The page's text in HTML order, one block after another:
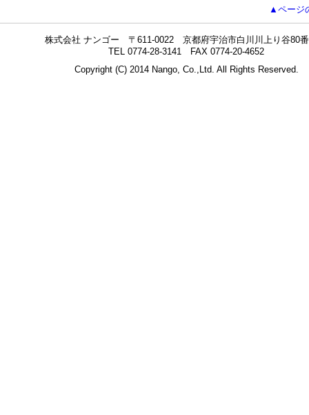
▲ページ
株式会社 ナンゴー 〒611-0022 京都府宇治市白川川上り谷80
TEL 0774-28-3141 FAX 0774-20-4652
Copyright (C) 2014 Nango, Co.,Ltd. All Rights Reserved.